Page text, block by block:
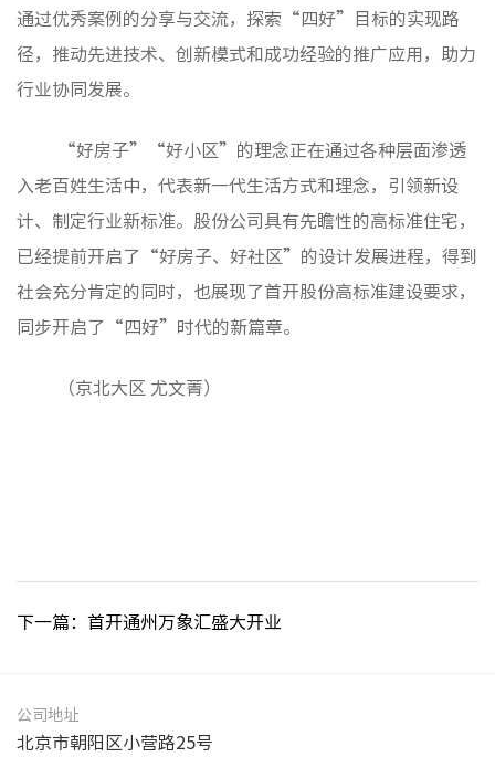
通过优秀案例的分享与交流，探索“四好”目标的实现路
径，推动先进技术、创新模式和成功经验的推广应用，助力
行业协同发展。
“好房子”“好小区”的理念正在通过各种层面渗透
入老百姓生活中，代表新一代生活方式和理念，引领新设
计、制定行业新标准。股份公司具有先瞻性的高标准住宅，
已经提前开启了“好房子、好社区”的设计发展进程，得到
社会充分肯定的同时，也展现了首开股份高标准建设要求，
同步开启了“四好”时代的新篇章。
（京北大区 尤文菁）
下一篇：首开通州万象汇盛大开业
公司地址
北京市朝阳区小营路25号